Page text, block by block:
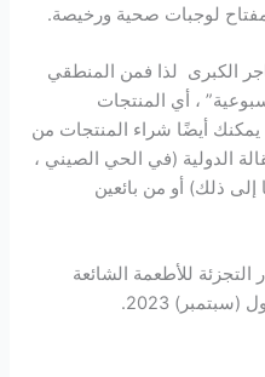
لوجبات صحية ورخيصة.
الكبرى لذا فمن المنطقي
، أي المنتجات
أيضًا شراء المنتجات من
الدولية (في الحي الصيني ،
إلى ذلك) أو من بائعين
للأطعمة الشائعة
2023.